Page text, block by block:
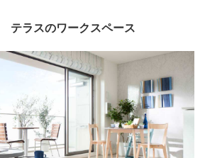
テラスのワークスペース